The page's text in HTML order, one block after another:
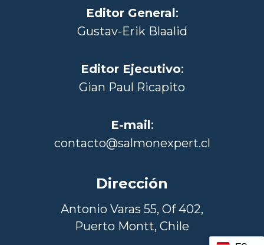
Editor General:
Gustav-Erik Blaalid
Editor Ejecutivo:
Gian Paul Ricapito
E-mail:
contacto@salmonexpert.cl
Dirección
Antonio Varas 55, Of 402,
Puerto Montt, Chile